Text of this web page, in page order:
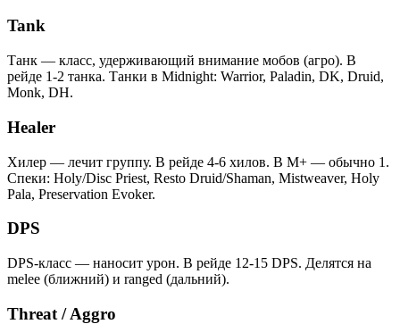
Tank
Танк — класс, удерживающий внимание мобов (агро). В
рейде 1-2 танка. Танки в Midnight: Warrior, Paladin, DK, Druid,
Monk, DH.
Healer
Хилер — лечит группу. В рейде 4-6 хилов. В M+ — обычно 1.
Спеки: Holy/Disc Priest, Resto Druid/Shaman, Mistweaver, Holy
Pala, Preservation Evoker.
DPS
DPS-класс — наносит урон. В рейде 12-15 DPS. Делятся на
melee (ближний) и ranged (дальний).
Threat / Aggro